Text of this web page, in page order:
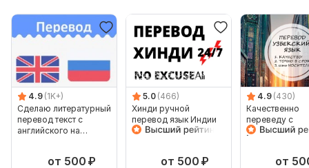
4.9 (1K+)
Сделаю литературный
перевод текст с
английского на
от 500 ₽
5.0 (466)
Хинди ручной
перевод язык Индии
Индийский
от 500 ₽
4.9 (430)
Качественно
переведу с
узбекского и
от